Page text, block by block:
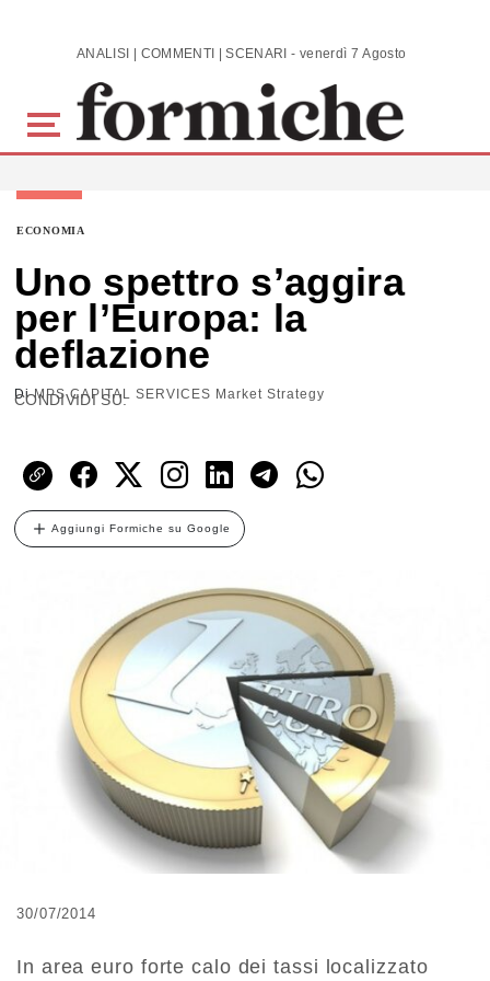
Skip to main content ANALISI | COMMENTI | SCENARI - venerdì 7 Agosto 2026
ECONOMIA
Uno spettro s’aggira
per l’Europa: la
deflazione
DiMPS CAPITAL SERVICES Market Strategy
CONDIVIDI SU:
Aggiungi Formiche su Google
30/07/2014
In area euro forte calo dei tassi localizzato